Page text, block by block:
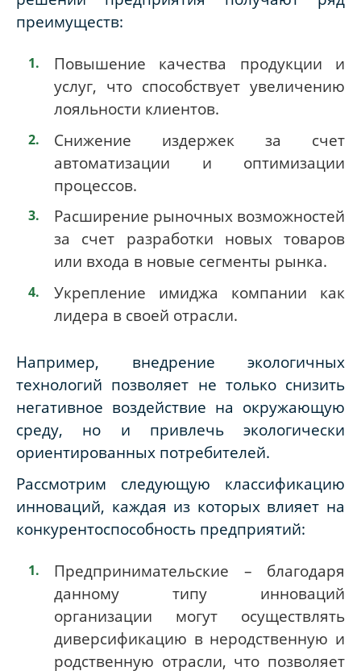
преимуществ:
Повышение качества продукции и
услуг, что способствует увеличению
лояльности клиентов.
Снижение издержек за счет
автоматизации и оптимизации
процессов.
Расширение рыночных возможностей
за счет разработки новых товаров
или входа в новые сегменты рынка.
Укрепление имиджа компании как
лидера в своей отрасли.
Например, внедрение экологичных
технологий позволяет не только снизить
негативное воздействие на окружающую
среду, но и привлечь экологически
ориентированных потребителей.
Рассмотрим следующую классификацию
инноваций, каждая из которых влияет на
конкурентоспособность предприятий:
Предпринимательские – благодаря
данному типу инноваций
организации могут осуществлять
диверсификацию в неродственную и
родственную отрасли, что позволяет